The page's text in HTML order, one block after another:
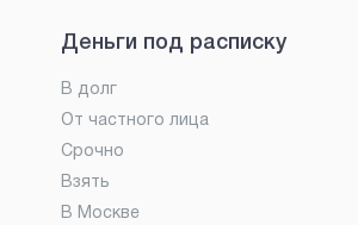
Деньги под расписку
В долг
От частного лица
Срочно
Взять
В Москве